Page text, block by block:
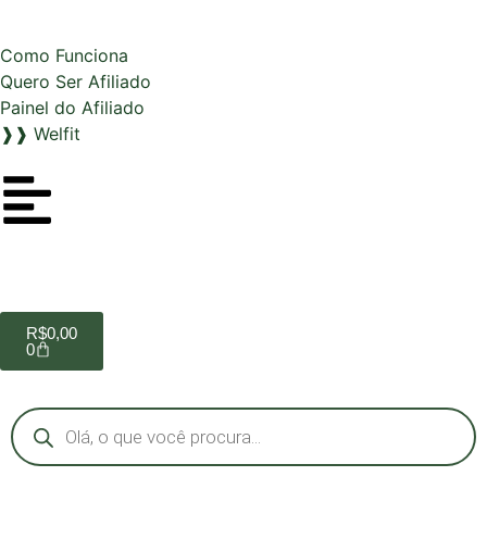
Como Funciona
Quero Ser Afiliado
Painel do Afiliado
❱❱ Welfit
R$0,00
0